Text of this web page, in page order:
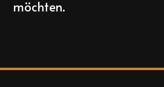
möchten.